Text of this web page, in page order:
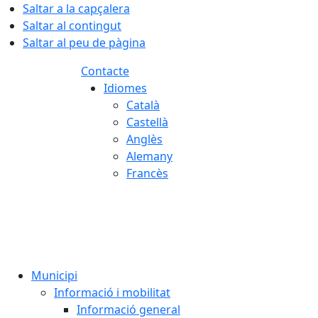
Saltar a la capçalera
Saltar al contingut
Saltar al peu de pàgina
Contacte
Idiomes
Català
Castellà
Anglès
Alemany
Francès
Municipi
Informació i mobilitat
Informació general